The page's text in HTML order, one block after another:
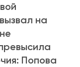
на
Попова